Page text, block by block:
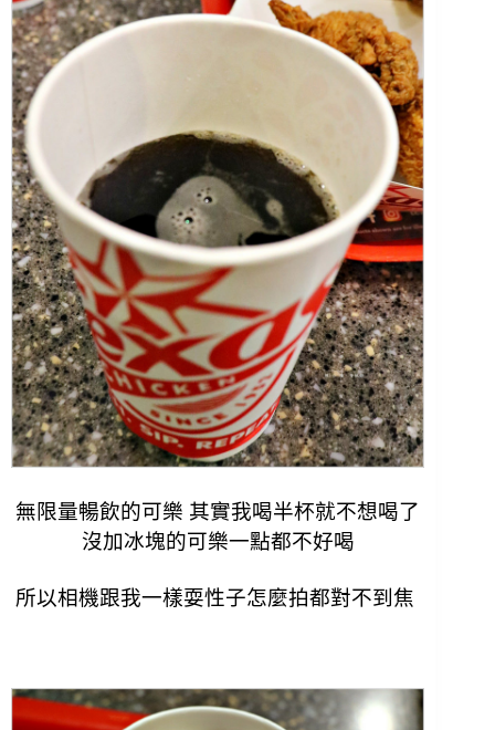
無限量暢飲的可樂 其實我喝半杯就不想喝了
沒加冰塊的可樂一點都不好喝
所以相機跟我一樣耍性子怎麼拍都對不到焦